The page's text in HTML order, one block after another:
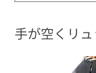
手が空くリ